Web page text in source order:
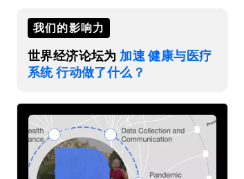
我们的影响力
世界经济论坛为 加速 健康与医疗
系统 行动做了什么？